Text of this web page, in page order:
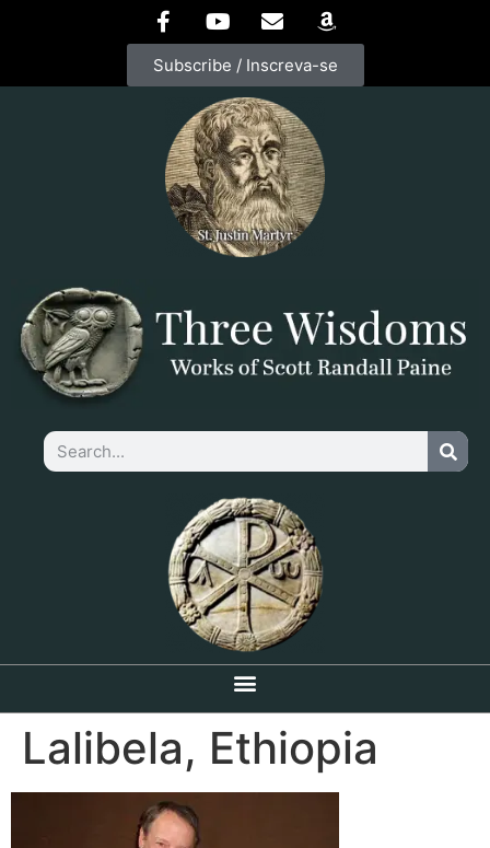
Subscribe / Inscreva-se
Lalibela, Ethiopia